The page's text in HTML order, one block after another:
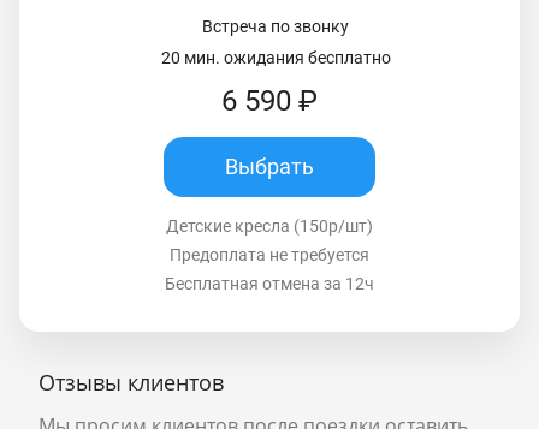
Встреча по звонку
20 мин. ожидания бесплатно
6 590 ₽
Выбрать
Детские кресла (150р/шт)
Предоплата не требуется
Бесплатная отмена за 12ч
Отзывы клиентов